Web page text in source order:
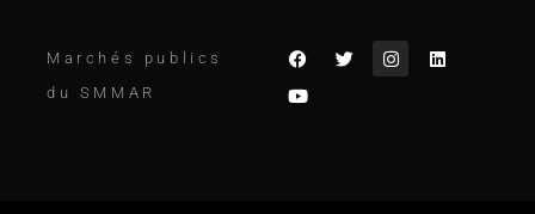
Marchés publics
du SMMAR